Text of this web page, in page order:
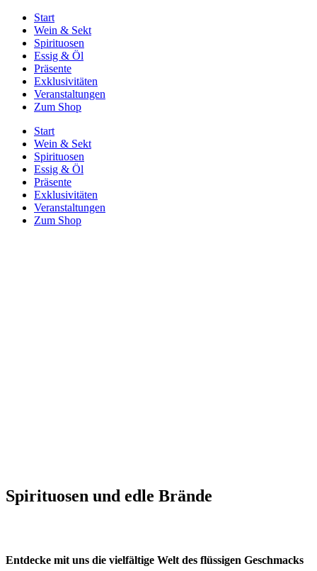
Start
Wein & Sekt
Spirituosen
Essig & Öl
Präsente
Exklusivitäten
Veranstaltungen
Zum Shop
Start
Wein & Sekt
Spirituosen
Essig & Öl
Präsente
Exklusivitäten
Veranstaltungen
Zum Shop
Spirituosen und edle Brände
Entdecke mit uns die vielfältige Welt des flüssigen Geschmacks